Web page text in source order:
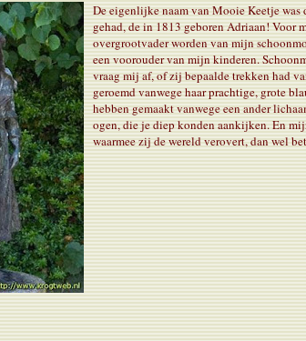
De eigenlijke naam van Mooie Keetje
gehad, de in 1813 geboren Adriaan!
overgrootvader worden van mijn
een voorouder van mijn kinderen.
vraag mij af, of zij bepaalde trekken had
geroemd vanwege haar prachtige, grote
hebben gemaakt vanwege een ander
ogen, die je diep konden aankijken. En
waarmee zij de wereld verovert, dan wel